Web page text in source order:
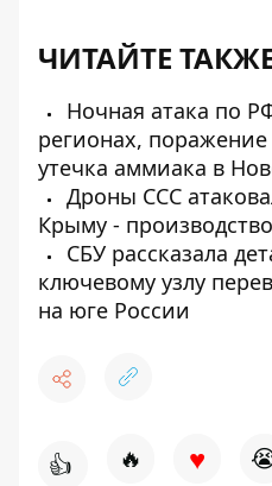
ЧИТАЙТЕ
Ночная атака по
регионах,
утечка аммиака в
Дроны ССС
Крыму -
СБУ рассказала
ключевому узлу
на юге России
👍 🔥 ♥